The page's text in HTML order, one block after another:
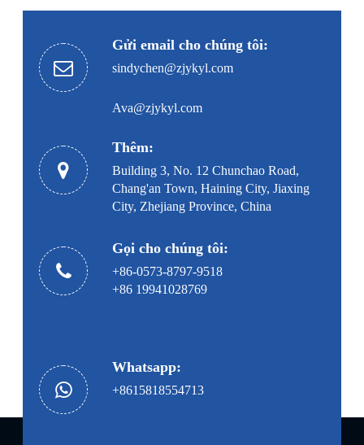
Gửi email cho chúng tôi:
sindychen@zjykyl.com
Ava@zjykyl.com
Thêm:
Building 3, No. 12 Chunchao Road,
Chang'an Town, Haining City, Jiaxing
City, Zhejiang Province, China
Gọi cho chúng tôi:
+86-0573-8797-9518
+86 19941028769
Whatsapp:
+8615818554713